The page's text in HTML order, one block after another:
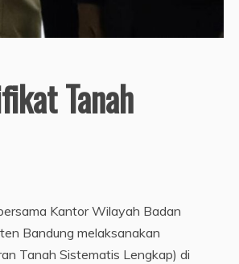
Tanah
Kantor Wilayah Badan
Bandung melaksanakan
Tanah Sistematis Lengkap) di